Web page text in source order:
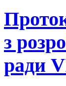
з
ради